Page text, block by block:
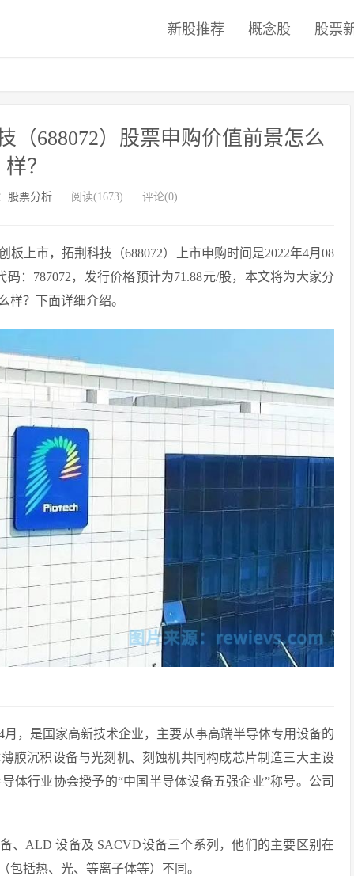
新股推荐 概念股 股票
（688072）股票申购价值前景怎么
样？
股票分析 阅读(1673) 评论(0)
上市，拓荆科技（688072）上市申购时间是2022年4月08
：787072，发行价格预计为71.88元/股，本文将为大家分
样？下面详细介绍。
，是国家高新技术企业，主要从事高端半导体专用设备的
膜沉积设备与光刻机、刻蚀机共同构成芯片制造三大主设
体行业协会授予的“中国半导体设备五强企业”称号。公司
、ALD 设备及 SACVD设备三个系列，他们的主要区别在
括热、光、等离子体等）不同。